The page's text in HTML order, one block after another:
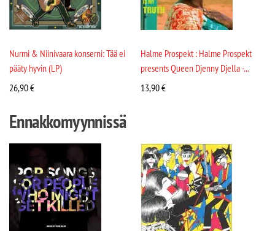
Nurmi & Niinivaara konserni: Tää ei
pääty hyvin (LP)
26,90€
Halme Prospekt : Halme Prospekt
presents Queen Djenny Djella -...
13,90€
Ennakkomyynnissä